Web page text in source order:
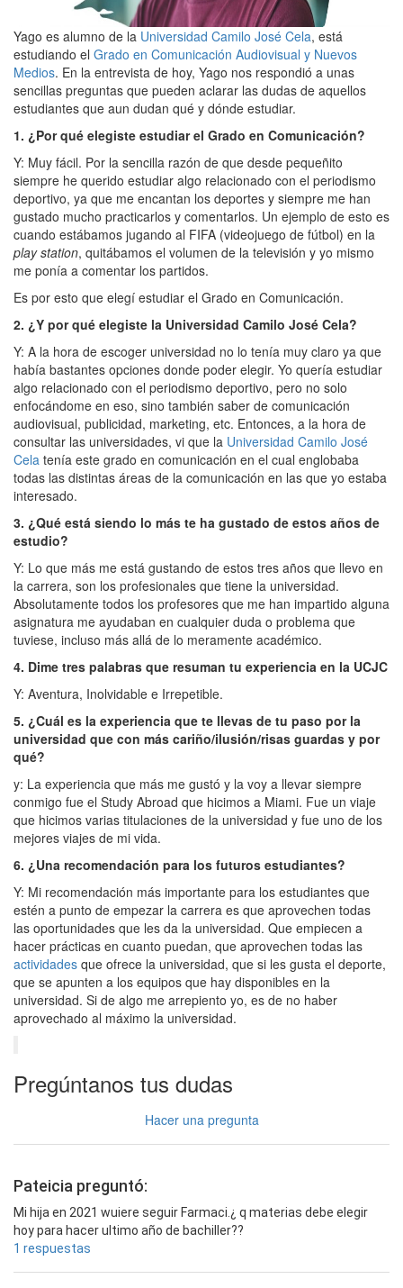
Yago es alumno de la Universidad Camilo José Cela, está
estudiando el Grado en Comunicación Audiovisual y Nuevos
Medios. En la entrevista de hoy, Yago nos respondió a unas
sencillas preguntas que pueden aclarar las dudas de aquellos
estudiantes que aun dudan qué y dónde estudiar.
1. ¿Por qué elegiste estudiar el Grado en Comunicación?
Y: Muy fácil. Por la sencilla razón de que desde pequeñito
siempre he querido estudiar algo relacionado con el periodismo
deportivo, ya que me encantan los deportes y siempre me han
gustado mucho practicarlos y comentarlos. Un ejemplo de esto es
cuando estábamos jugando al FIFA (videojuego de fútbol) en la
play station, quitábamos el volumen de la televisión y yo mismo
me ponía a comentar los partidos.
Es por esto que elegí estudiar el Grado en Comunicación.
2. ¿Y por qué elegiste la Universidad Camilo José Cela?
Y: A la hora de escoger universidad no lo tenía muy claro ya que
había bastantes opciones donde poder elegir. Yo quería estudiar
algo relacionado con el periodismo deportivo, pero no solo
enfocándome en eso, sino también saber de comunicación
audiovisual, publicidad, marketing, etc. Entonces, a la hora de
consultar las universidades, vi que la Universidad Camilo José
Cela tenía este grado en comunicación en el cual englobaba
todas las distintas áreas de la comunicación en las que yo estaba
interesado.
3. ¿Qué está siendo lo más te ha gustado de estos años de
estudio?
Y: Lo que más me está gustando de estos tres años que llevo en
la carrera, son los profesionales que tiene la universidad.
Absolutamente todos los profesores que me han impartido alguna
asignatura me ayudaban en cualquier duda o problema que
tuviese, incluso más allá de lo meramente académico.
4. Dime tres palabras que resuman tu experiencia en la UCJC
Y: Aventura, Inolvidable e Irrepetible.
5. ¿Cuál es la experiencia que te llevas de tu paso por la
universidad que con más cariño/ilusión/risas guardas y por
qué?
y: La experiencia que más me gustó y la voy a llevar siempre
conmigo fue el Study Abroad que hicimos a Miami. Fue un viaje
que hicimos varias titulaciones de la universidad y fue uno de los
mejores viajes de mi vida.
6. ¿Una recomendación para los futuros estudiantes?
Y: Mi recomendación más importante para los estudiantes que
estén a punto de empezar la carrera es que aprovechen todas
las oportunidades que les da la universidad. Que empiecen a
hacer prácticas en cuanto puedan, que aprovechen todas las
actividades que ofrece la universidad, que si les gusta el deporte,
que se apunten a los equipos que hay disponibles en la
universidad. Si de algo me arrepiento yo, es de no haber
aprovechado al máximo la universidad.
Pregúntanos tus dudas
Hacer una pregunta
Pateicia preguntó:
Mi hija en 2021 wuiere seguir Farmaci.¿ q materias debe elegir
hoy para hacer ultimo año de bachiller??
1 respuestas